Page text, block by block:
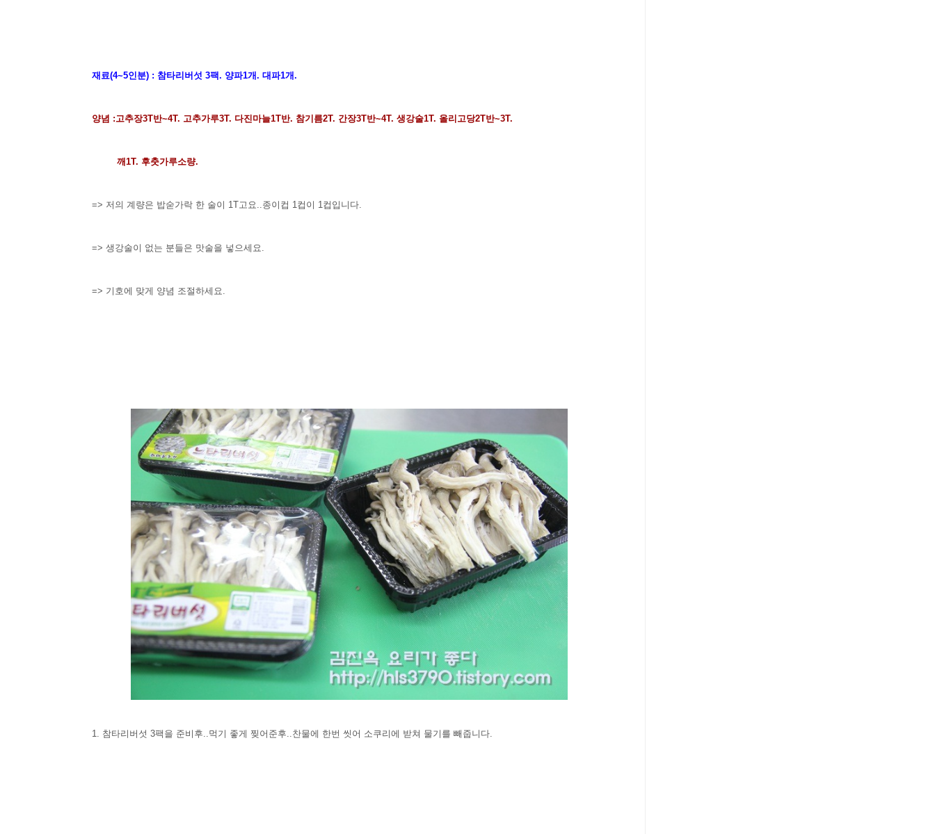
재료(4~5인분) : 참타리버섯 3팩. 양파1개. 대파1개.
양념 :고추장3T반~4T. 고추가루3T. 다진마늘1T반. 참기름2T. 간장3T반~4T. 생강술1T. 올리고당2T반~3T.
깨1T. 후춧가루소량.
=> 저의 계량은 밥숟가락 한 술이 1T고요..종이컵 1컵이 1컵입니다.
=> 생강술이 없는 분들은 맛술을 넣으세요.
=> 기호에 맞게 양념 조절하세요.
1. 참타리버섯 3팩을 준비후..먹기 좋게 찢어준후..찬물에 한번 씻어 소쿠리에 받쳐 물기를 빼줍니다.